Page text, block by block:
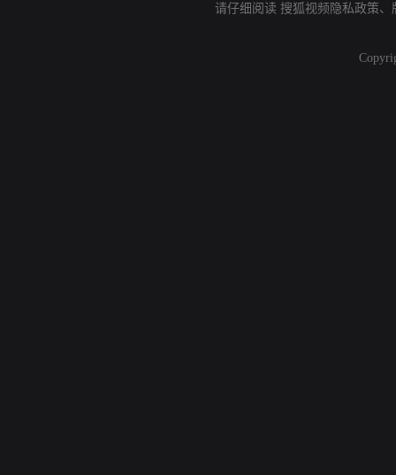
请仔细阅读 搜狐视频隐私政策、